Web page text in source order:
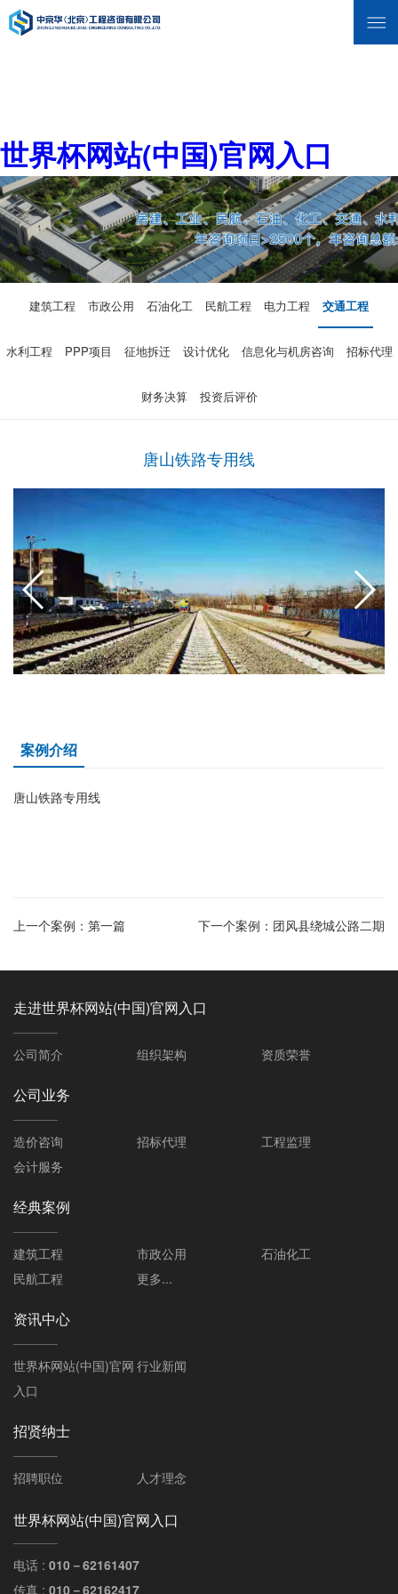
世界杯网站(中国)官网入口
建筑工程 市政公用 石油化工 民航工程 电力工程 交通工程
水利工程 PPP项目 征地拆迁 设计优化 信息化与机房咨询 招标代理
财务决算 投资后评价
唐山铁路专用线
案例介绍
唐山铁路专用线
上一个案例： 第一篇 下一个案例： 团风县绕城公路二期
走进世界杯网站(中国)官网入口
公司简介 组织架构 资质荣誉
公司业务
造价咨询 招标代理
工程监理
会计服务
经典案例
建筑工程 市政公用
石油化工
民航工程
更多...
资讯中心
世界杯网站(中国)官网
入口
行业新闻
招贤纳士
招聘职位 人才理念
世界杯网站(中国)官网入口
电话 : 010－62161407
传真 : 010－62162417